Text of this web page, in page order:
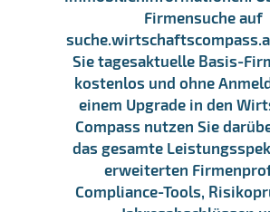
Firmensuche auf
Sie tagesaktuelle Basis-
kostenlos und ohne
einem Upgrade in den
Compass nutzen Sie
das gesamte
erweiterten
Compliance-Tools,